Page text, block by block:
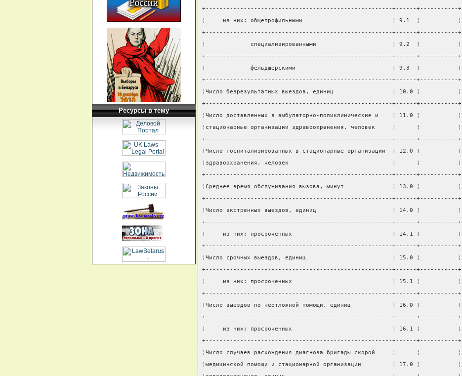
Ресурсы в тему
+------------------------------------------------------+------+-----------+
¦     из них: общепрофильными                          ¦ 9.1  ¦           ¦
+------------------------------------------------------+------+-----------+
¦             специализированными                      ¦ 9.2  ¦           ¦
+------------------------------------------------------+------+-----------+
¦             фельдшерскими                            ¦ 9.3  ¦           ¦
+------------------------------------------------------+------+-----------+
¦Число безрезультатных выездов, единиц                 ¦ 10.0 ¦           ¦
+------------------------------------------------------+------+-----------+
¦Число доставленных в амбулаторно-поликлинические и    ¦ 11.0 ¦           ¦
¦стационарные организации здравоохранения, человек     ¦      ¦           ¦
+------------------------------------------------------+------+-----------+
¦Число госпитализированных в стационарные организации  ¦ 12.0 ¦           ¦
¦здравоохранения, человек                              ¦      ¦           ¦
+------------------------------------------------------+------+-----------+
¦Среднее время обслуживания вызова, минут              ¦ 13.0 ¦           ¦
+------------------------------------------------------+------+-----------+
¦Число экстренных выездов, единиц                      ¦ 14.0 ¦           ¦
+------------------------------------------------------+------+-----------+
¦     из них: просроченных                             ¦ 14.1 ¦           ¦
+------------------------------------------------------+------+-----------+
¦Число срочных выездов, единиц                         ¦ 15.0 ¦           ¦
+------------------------------------------------------+------+-----------+
¦     из них: просроченных                             ¦ 15.1 ¦           ¦
+------------------------------------------------------+------+-----------+
¦Число выездов по неотложной помощи, единиц            ¦ 16.0 ¦           ¦
+------------------------------------------------------+------+-----------+
¦     из них: просроченных                             ¦ 16.1 ¦           ¦
+------------------------------------------------------+------+-----------+
¦Число случаев расхождения диагноза бригады скорой     ¦      ¦           ¦
¦медицинской помощи и стационарной организации         ¦ 17.0 ¦           ¦